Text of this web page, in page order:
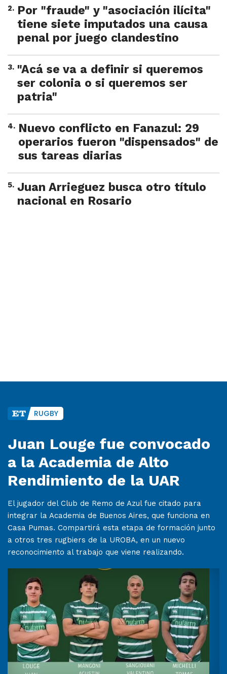
2. Por "fraude" y "asociación ilícita"
tiene siete imputados una causa
penal por juego clandestino
3. "Acá se va a definir si queremos
ser colonia o si queremos ser
patria"
4. Nuevo conflicto en Fanazul: 29
operarios fueron "dispensados" de
sus tareas diarias
5. Juan Arrieguez busca otro título
nacional en Rosario
RUGBY
Juan Louge fue convocado
a la Academia de Alto
Rendimiento de la UAR
El jugador del Club de Remo de Azul fue citado para
integrar la Academia de Buenos Aires, que funciona en
Casa Pumas. Compartirá esta etapa de formación junto
a otros tres rugbiers de la UROBA, en un nuevo
reconocimiento al trabajo que viene realizando.